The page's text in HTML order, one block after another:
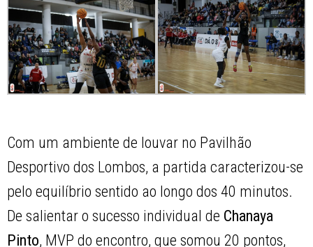
Com um ambiente de louvar no Pavilhão
Desportivo dos Lombos, a partida caracterizou-se
pelo equilíbrio sentido ao longo dos 40 minutos.
De salientar o sucesso individual de Chanaya
Pinto, MVP do encontro, que somou 20 pontos,